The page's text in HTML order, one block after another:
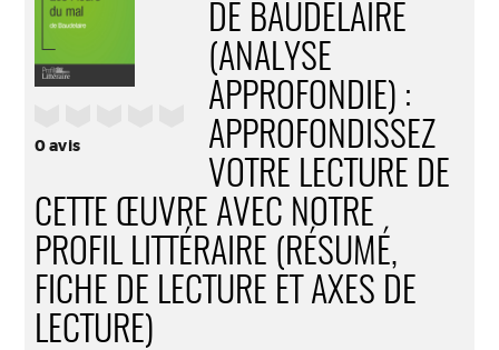
0avis
DE BAUDELAIRE
(ANALYSE
APPROFONDIE) :
APPROFONDISSEZ
VOTRE LECTURE DE
CETTE ŒUVRE AVEC NOTRE
PROFIL LITTÉRAIRE (RÉSUMÉ,
FICHE DE LECTURE ET AXES DE
LECTURE)